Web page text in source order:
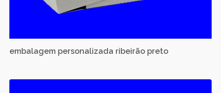
embalagem personalizada ribeirão preto